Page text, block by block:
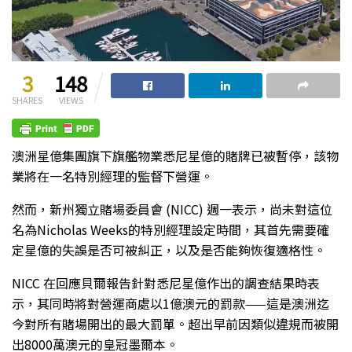
3
SHARES
148
VIEWS
澳洲星億集團旗下旗艦物業悉尼星億的賭牌已被暫停，該物
業將在一名特別經理的監督下營運。
然而，新州獨立賭場委員會 (NICC) 週一表示，尚未對這位
名為Nicholas Weeks的特別經理設定時間，其首先需要確
定星億的失誤是否可被糾正，以及是否能夠恢復適格性。
NICC 在回應貝爾報告針對悉尼星億作出的調查結果時表
示，其同時將對營運商處以1億澳元的罰款——這是澳洲迄
今對所有賭場開出的最大罰單。超出早前因類似違規而被開
出8000萬澳元的皇冠墨爾本。